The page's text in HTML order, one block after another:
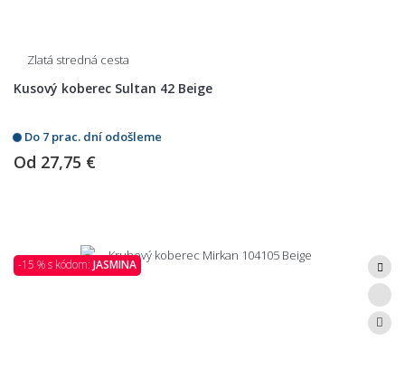
Zlatá stredná cesta
Kusový koberec Sultan 42 Beige
Do 7 prac. dní odošleme
Od 27,75 €
-15 % s kódom: JASMINA